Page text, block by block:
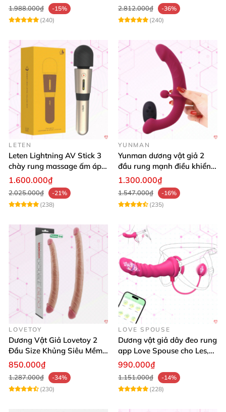
Hàngđược giao kín đáo
và thu tiền khi quý khách
nhận hàng.
1.988.000₫
-15%
(240)
2.812.000₫
-36%
(240)
LETEN
Leten Lightning AV Stick 3
chày rung massage ấm áp
kích thích
1.600.000₫
2.025.000₫
-21%
(238)
YUNMAN
Yunman dương vật giả 2
đầu rung mạnh điều khiển
từ xa Les
1.300.000₫
1.547.000₫
-16%
(235)
LOVETOY
Dương Vật Giả Lovetoy 2
Đầu Size Khủng Siêu Mềm
Kích Thích Les
850.000₫
1.287.000₫
-34%
(230)
LOVE SPOUSE
Dương vật giả dây đeo rung
app Love Spouse cho Les,
đồng tính nữ
990.000₫
1.151.000₫
-14%
(228)